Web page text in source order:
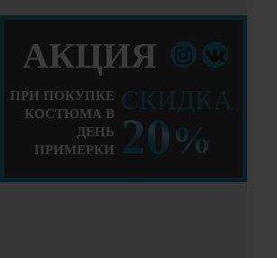
АКЦИЯ
ПРИ ПОКУПКЕ
КОСТЮМА В
ДЕНЬ
ПРИМЕРКИ
20%